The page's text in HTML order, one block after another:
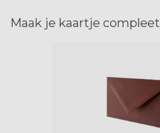
Maak je kaartje compleet